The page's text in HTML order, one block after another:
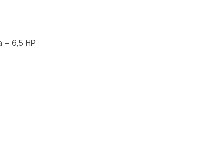
– 6,5 HP